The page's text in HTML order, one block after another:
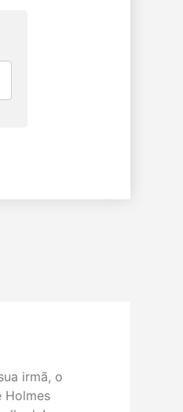
irmã, o
Holmes